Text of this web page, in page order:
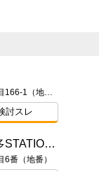
福岡県福岡市早良区西新二丁目166-1（地番）
討スレ
プレサンス ロジェ 博多STATION NORTH
番（地番）